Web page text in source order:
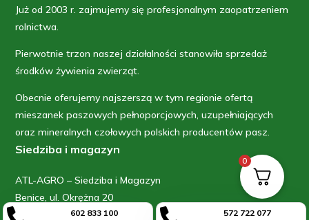
Już od 2003 r. zajmujemy się profesjonalnym zaopatrzeniem
rolnictwa.
Pierwotnie trzon naszej działalności stanowiła sprzedaż
środków żywienia zwierząt.
Obecnie oferujemy najszerszą w tym regionie ofertą
mieszanek paszowych pełnoporcjowych, uzupełniających
oraz mineralnych czołowych polskich producentów pasz.
Siedziba i magazyn
ATL-AGRO – Siedziba i Magazyn
Benice, ul. Okrężna 20
63-700 Krotoszyn602 833 100 572 722 077
0